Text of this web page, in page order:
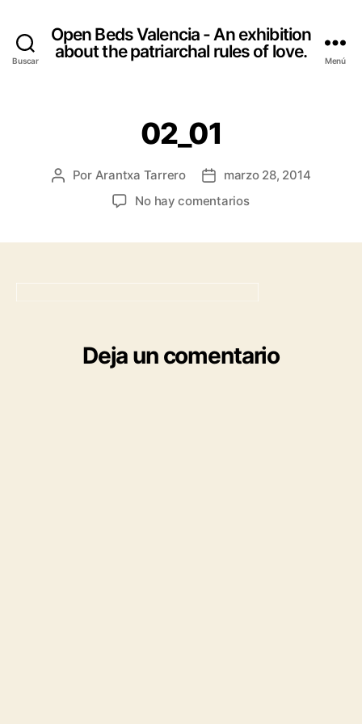
Buscar
Open Beds Valencia - An exhibition
about the patriarchal rules of love.
Menú
02_01
Autor
Por Arantxa Tarrero
Fecha
de
marzo 28, 2014
No hay comentariosen
Deja un comentario